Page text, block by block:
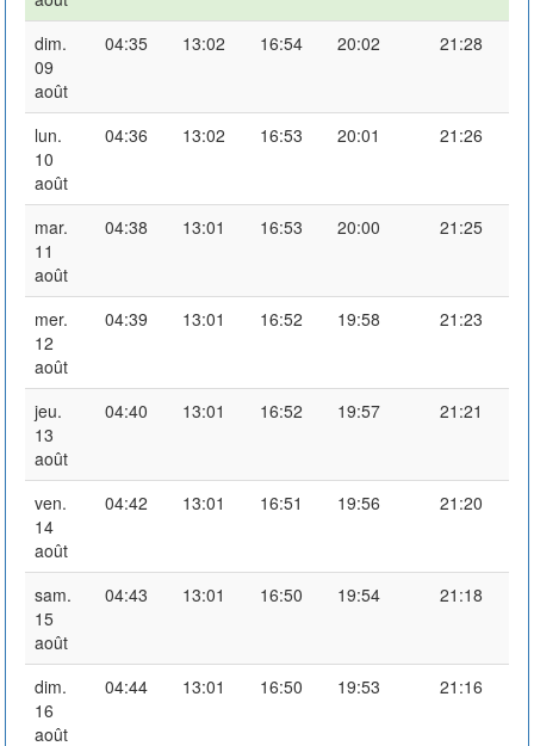
dim.
09
août
04:35 13:02 16:54 20:02 21:28
lun.
10
août
04:36 13:02 16:53 20:01 21:26
mar.
11
août
04:38 13:01 16:53 20:00 21:25
mer.
12
août
04:39 13:01 16:52 19:58 21:23
jeu.
13
août
04:40 13:01 16:52 19:57 21:21
ven.
14
août
04:42 13:01 16:51 19:56 21:20
sam.
15
août
04:43 13:01 16:50 19:54 21:18
dim.
16
août
04:44 13:01 16:50 19:53 21:16